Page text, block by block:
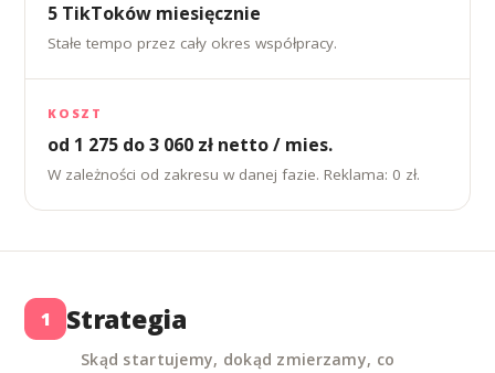
5 TikToków miesięcznie
Stałe tempo przez cały okres współpracy.
KOSZT
od 1 275 do 3 060 zł netto / mies.
W zależności od zakresu w danej fazie. Reklama: 0 zł.
1 Strategia
Skąd startujemy, dokąd zmierzamy, co